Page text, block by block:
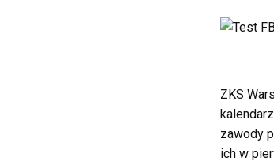
ZKS
zawody
ich w